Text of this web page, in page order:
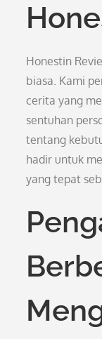
Honestin
biasa. Kami
cerita yang
sentuhan
tentang
hadir untuk
yang tepat